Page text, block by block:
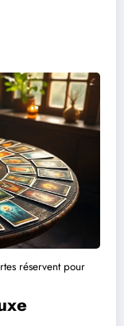
réservent pour